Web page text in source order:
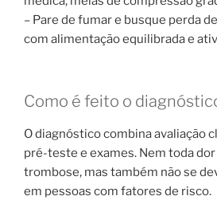
– Pare de fumar e busque perda
com alimentação equilibrada e
Como é feito o
O diagnóstico combina avaliação
pré-teste e exames. Nem toda dor
trombose, mas também não se
em pessoas com fatores de risco.